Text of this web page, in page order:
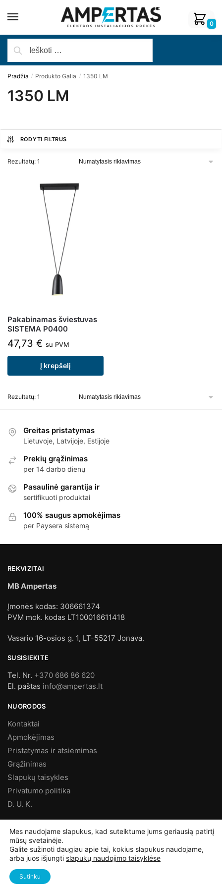
0
Pradžia / Produkto Galia / 1350 LM
1350 LM
RODYTI FILTRUS
Rezultatų: 1
Pakabinamas šviestuvas
SISTEMA P0400
47,73 € su PVM
Į krepšelį
Rezultatų: 1
Greitas pristatymas
Lietuvoje, Latvijoje, Estijoje
Prekių grąžinimas
per 14 darbo dienų
Pasaulinė garantija ir
sertifikuoti produktai
100% saugus apmokėjimas
per Paysera sistemą
REKVIZITAI
MB Ampertas
Įmonės kodas: 306661374
PVM mok. kodas LT100016611418
Vasario 16-osios g. 1, LT-55217 Jonava.
SUSISIEKITE
Tel. Nr. +370 686 86 620
El. paštas info@ampertas.lt
NUORODOS
Kontaktai
Apmokėjimas
Pristatymas ir atsiėmimas
Grąžinimas
Slapukų taisykles
Privatumo politika
D. U. K.
©Ampertas.lt2025, Visos teisės saugomos
Mes naudojame slapukus, kad suteiktume jums geriausią patirtį
mūsų svetainėje.
Galite sužinoti daugiau apie tai, kokius slapukus naudojame,
arba juos išjungti slapukų naudojimo taisyklėse
Sutinku